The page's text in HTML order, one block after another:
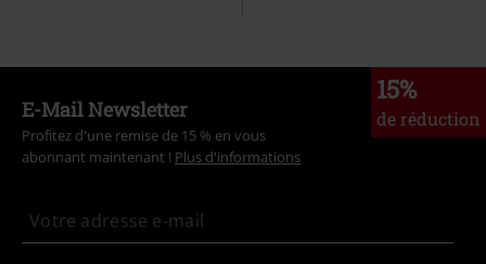
15%
de réduction
E-Mail Newsletter
Profitez d'une remise de 15 % en vous
abonnant maintenant ! Plus d'informations